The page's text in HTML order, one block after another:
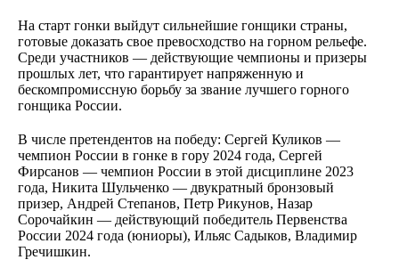
На старт гонки выйдут сильнейшие гонщики страны,
готовые доказать свое превосходство на горном рельефе.
Среди участников — действующие чемпионы и призеры
прошлых лет, что гарантирует напряженную и
бескомпромиссную борьбу за звание лучшего горного
гонщика России.
В числе претендентов на победу: Сергей Куликов —
чемпион России в гонке в гору 2024 года, Сергей
Фирсанов — чемпион России в этой дисциплине 2023
года, Никита Шульченко — двукратный бронзовый
призер, Андрей Степанов, Петр Рикунов, Назар
Сорочайкин — действующий победитель Первенства
России 2024 года (юниоры), Ильяс Садыков, Владимир
Гречишкин.